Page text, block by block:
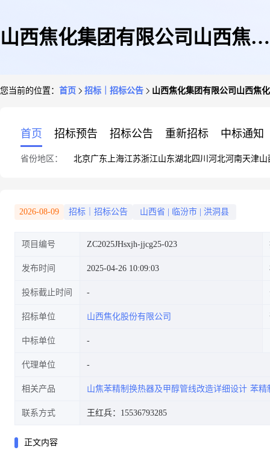
山西焦化集团有限公司山西焦化
您当前的位置： 首页 招标｜招标公告 山西焦化集团有限公司山西焦
首页 招标预告 招标公告 重新招标 中标通知
省份地区： 北京广东 上海江苏浙江山东湖北四川 河北河南天津山
2026-08-09 招标｜招标公告 山西省 临汾市 洪洞县
项目编号 ZC2025JHsxjh-jjcg25-023
发布时间 2025-04-26 10:09:03
投标截止时间
招标单位 山西焦化股份有限公司
中标单位
代理单位
相关产品 山焦苯精制换热器及甲醇管线改造详细设计 苯精
联系方式 王红兵：15536793285
正文内容